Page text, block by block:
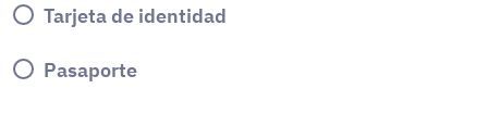
Tarjeta de identidad
Pasaporte